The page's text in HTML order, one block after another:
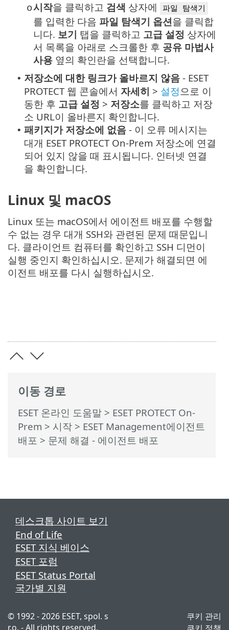
이동 경로
ESET 온라인 도움말 > ESET PROTECT On-
Prem > 시작 > ESET Management에이전트
배포 > 문제 해결 - 에이전트 배포
o시작을 클릭하고 검색 상자에 파일 탐색기
를 입력한 다음 파일 탐색기 옵션을 클릭합
니다. 보기 탭을 클릭하고 고급 설정 상자에
서 목록을 아래로 스크롤한 후 공유 마법사
사용 옆의 확인란을 선택합니다.
• 저장소에 대한 링크가 올바르지 않음 - ESET
PROTECT 웹 콘솔에서 자세히 > 설정으로 이
동한 후 고급 설정 > 저장소를 클릭하고 저장
소 URL이 올바른지 확인합니다.
• 패키지가 저장소에 없음 - 이 오류 메시지는
대개 ESET PROTECT On-Prem 저장소에 연결
되어 있지 않을 때 표시됩니다. 인터넷 연결
을 확인합니다.
Linux 및 macOS
Linux 또는 macOS에서 에이전트 배포를 수행할
수 없는 경우 대개 SSH와 관련된 문제 때문입니
다. 클라이언트 컴퓨터를 확인하고 SSH 디먼이
실행 중인지 확인하십시오. 문제가 해결되면 에
이전트 배포를 다시 실행하십시오.
데스크톱 사이트 보기
End of Life
ESET 지식 베이스
ESET 포럼
ESET Status Portal
국가별 지원
© 1992 - 2026 ESET, spol. s
r.o. - All rights reserved.
쿠키 관리